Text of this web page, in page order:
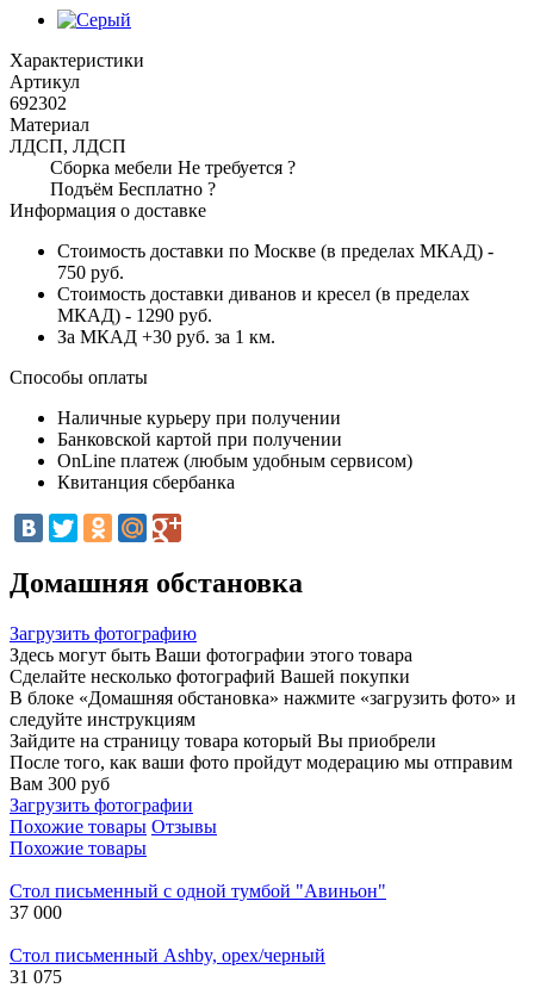
Характеристики
Артикул
692302
Материал
ЛДСП, ЛДСП
Сборка мебели Не требуется ?
Подъём Бесплатно ?
Информация о доставке
Стоимость доставки по Москве (в пределах МКАД) -
750 руб.
Стоимость доставки диванов и кресел (в пределах
МКАД) - 1290 руб.
За МКАД +30 руб. за 1 км.
Способы оплаты
Наличные курьеру при получении
Банковской картой при получении
OnLine платеж (любым удобным сервисом)
Квитанция сбербанка
Домашняя обстановка
Загрузить фотографию
Здесь могут быть Ваши фотографии этого товара
Сделайте несколько фотографий Вашей покупки
В блоке «Домашняя обстановка» нажмите «загрузить фото» и
следуйте инструкциям
Зайдите на страницу товара который Вы приобрели
После того, как ваши фото пройдут модерацию мы отправим
Вам 300 руб
Загрузить фотографии
Похожие товары Отзывы
Похожие товары
Стол письменный с одной тумбой "Авиньон"
37 000
Стол письменный Ashby, орех/черный
31 075